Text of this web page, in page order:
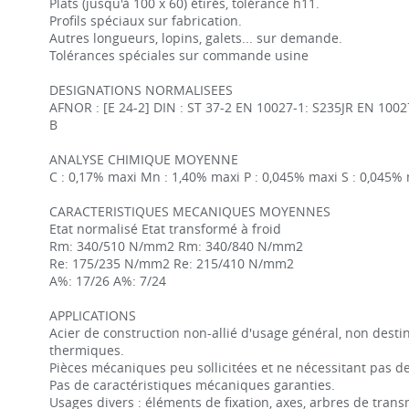
Profils spéciaux sur fabrication.
Autres longueurs, lopins, galets... sur demande.
Tolérances spéciales sur commande usine
DESIGNATIONS NORMALISEES
AFNOR : [E 24-2] DIN : ST 37-2 EN 10027-1: S235JR EN
B
ANALYSE CHIMIQUE MOYENNE
C : 0,17% maxi Mn : 1,40% maxi P : 0,045% maxi S :
CARACTERISTIQUES MECANIQUES MOYENNES
Etat normalisé Etat transformé à froid
Rm: 340/510 N/mm2 Rm: 340/840 N/mm2
Re: 175/235 N/mm2 Re: 215/410 N/mm2
A%: 17/26 A%: 7/24
APPLICATIONS
Acier de construction non-allié d'usage général, non
thermiques.
Pièces mécaniques peu sollicitées et ne nécessitant pas
Pas de caractéristiques mécaniques garanties.
Usages divers : éléments de fixation, axes, arbres de